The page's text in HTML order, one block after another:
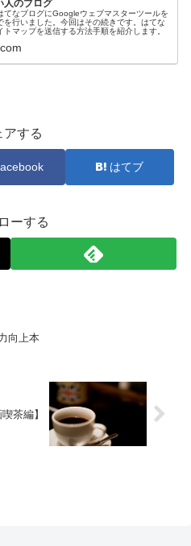
人のブログ
てなブログにGoogleウェブマスターツールを
を行いました。今回はその続きです。はてな
トマップを送信する方法手順を紹介します。
アする
はてブ
ーする
向上本
茶編】